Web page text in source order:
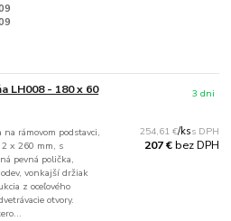
LH008 - 180 x 60
na rámovom podstavci,
x 260 mm, s
pevná polička,
vonkajší držiak
z oceľového
otvory.
254,61 €/ks
207 €bez DPH
3 dni